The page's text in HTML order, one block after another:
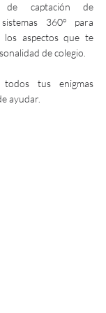
de captación de
360º para
aspectos que te
de colegio.
tus enigmas
ayudar.